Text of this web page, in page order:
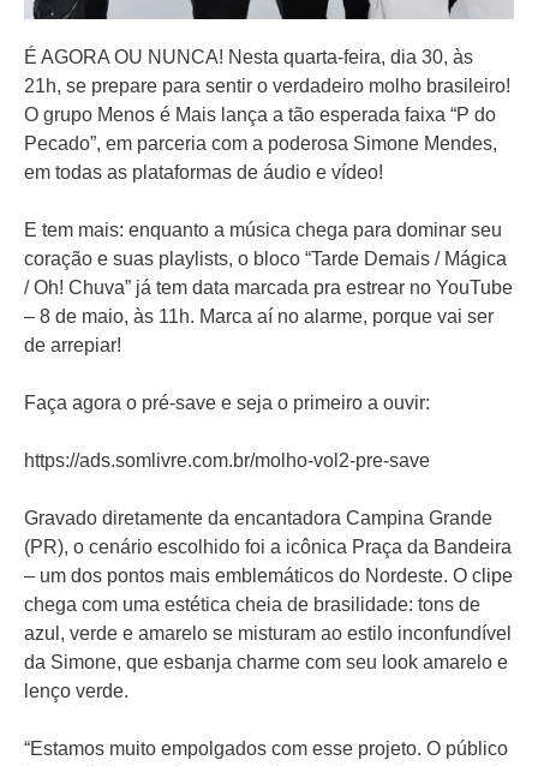
É AGORA OU NUNCA! Nesta quarta-feira, dia 30, às
21h, se prepare para sentir o verdadeiro molho brasileiro!
O grupo Menos é Mais lança a tão esperada faixa “P do
Pecado”, em parceria com a poderosa Simone Mendes,
em todas as plataformas de áudio e vídeo!
E tem mais: enquanto a música chega para dominar seu
coração e suas playlists, o bloco “Tarde Demais / Mágica
/ Oh! Chuva” já tem data marcada pra estrear no YouTube
– 8 de maio, às 11h. Marca aí no alarme, porque vai ser
de arrepiar!
Faça agora o pré-save e seja o primeiro a ouvir:
https://ads.somlivre.com.br/molho-vol2-pre-save
Gravado diretamente da encantadora Campina Grande
(PR), o cenário escolhido foi a icônica Praça da Bandeira
– um dos pontos mais emblemáticos do Nordeste. O clipe
chega com uma estética cheia de brasilidade: tons de
azul, verde e amarelo se misturam ao estilo inconfundível
da Simone, que esbanja charme com seu look amarelo e
lenço verde.
“Estamos muito empolgados com esse projeto. O público